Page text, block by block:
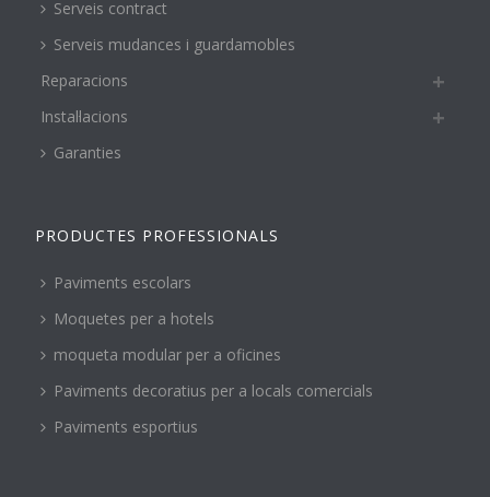
Serveis contract
Serveis mudances i guardamobles
Reparacions
Instal·lacions
Garanties
PRODUCTES PROFESSIONALS
Paviments escolars
Moquetes per a hotels
moqueta modular per a oficines
Paviments decoratius per a locals comercials
Paviments esportius